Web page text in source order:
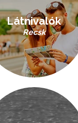
Látnivalók
Recsk